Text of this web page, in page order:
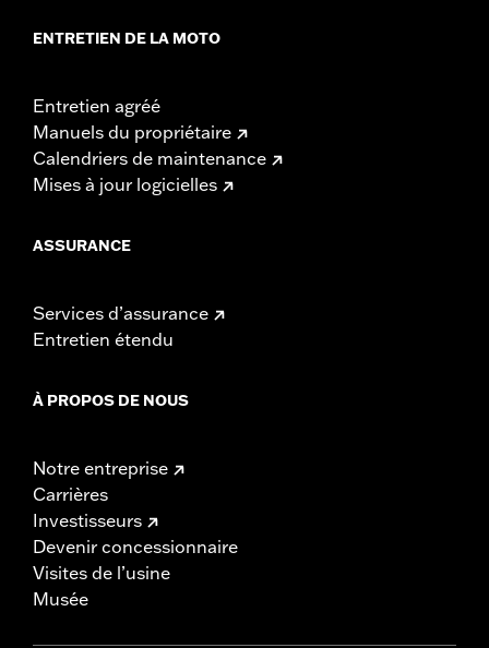
ENTRETIEN DE LA MOTO
Entretien agréé
Manuels du propriétaire
Calendriers de maintenance
Mises à jour logicielles
ASSURANCE
Services d’assurance
Entretien étendu
À PROPOS DE NOUS
Notre entreprise
Carrières
Investisseurs
Devenir concessionnaire
Visites de l’usine
Musée